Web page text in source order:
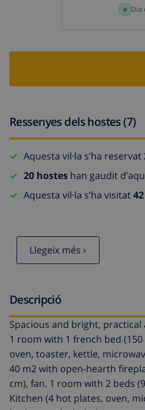
Dia
Ressenyes dels hostes (7)
Aquesta vil·la s’ha reservat
20 hostes han gaudit
Aquesta vil·la s’ha visitat
Llegeix més ›
Descripció
Spacious and bright,
1 room with 1 french bed
oven, toaster, kettle,
40 m2 with open-hearth
cm), fan. 1 room with 2 beds
Kitchen (4 hot plates, oven,